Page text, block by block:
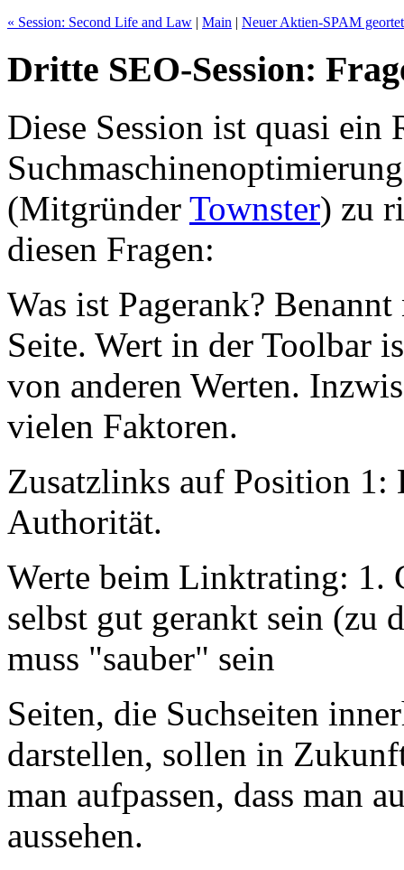
« Session: Second Life and Law | Main | Neuer Aktien-SPAM
Dritte SEO-Session:
Diese Session ist quasi ein
(Mitgründer Townster) zu
diesen Fragen:
Was ist Pagerank?
Seite. Wert in der Toolbar
von anderen Werten.
vielen Faktoren.
Zusatzlinks auf Position 1:
Authorität.
Werte beim Linktrating: 1.
selbst gut gerankt sein (zu
muss "sauber" sein
Seiten, die Suchseiten
darstellen, sollen in
man aufpassen, dass man
aussehen.